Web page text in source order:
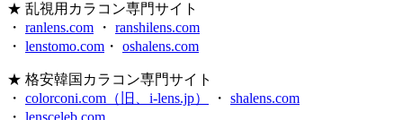
★ 乱視用カラコン専門サイト
・ ranlens.com ・ ranshilens.com
・ lenstomo.com ・ oshalens.com
★ 格安韓国カラコン専門サイト
・ colorconi.com（旧、i-lens.jp） ・ shalens.com